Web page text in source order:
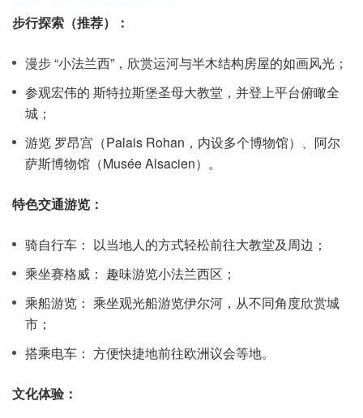
步行探索（推荐）：
漫步 “小法兰西”，欣赏运河与半木结构房屋的如画风光；
参观宏伟的 斯特拉斯堡圣母大教堂，并登上平台俯瞰全
城；
游览 罗昂宫（Palais Rohan，内设多个博物馆）、阿尔
萨斯博物馆（Musée Alsacien）。
特色交通游览：
骑自行车： 以当地人的方式轻松前往大教堂及周边；
乘坐赛格威： 趣味游览小法兰西区；
乘船游览： 乘坐观光船游览伊尔河，从不同角度欣赏城
市；
搭乘电车： 方便快捷地前往欧洲议会等地。
文化体验：